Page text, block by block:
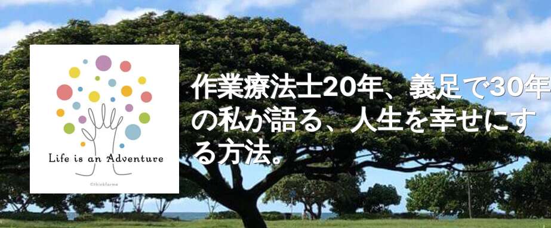
Skip
to
content
作業療法士20年、義足で30年
の私が語る、人生を幸せにす
る方法。